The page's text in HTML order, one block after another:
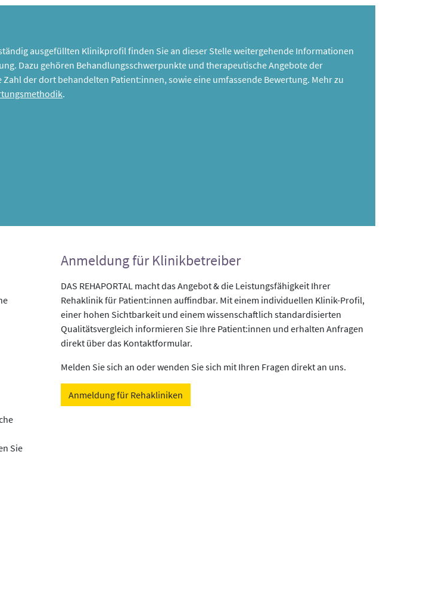
ausgefüllten Klinikprofil finden Sie an dieser Stelle weitergehende Informationen
Dazu gehören Behandlungsschwerpunkte und therapeutische Angebote der
Zahl der dort behandelten Patient:innen, sowie eine umfassende Bewertung. Mehr zu
.
Sie
Anmeldung für Klinikbetreiber
DAS REHAPORTAL macht das Angebot & die Leistungsfähigkeit Ihrer
Rehaklinik für Patient:innen auffindbar. Mit einem individuellen Klinik-Profil,
einer hohen Sichtbarkeit und einem wissenschaftlich standardisierten
Qualitätsvergleich informieren Sie Ihre Patient:innen und erhalten Anfragen
direkt über das Kontaktformular.
Melden Sie sich an oder wenden Sie sich mit Ihren Fragen direkt an uns.
Anmeldung für Rehakliniken